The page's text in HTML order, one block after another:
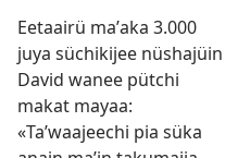
Eetaairü maʼaka 3.000
juya süchikijee nüshajüin
David wanee pütchi
makat mayaa:
«Taʼwaajeechi pia süka